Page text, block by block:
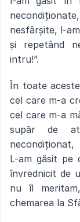
nesfârșite, l-
și repetând
intru!”.
În toate
cel care m-a
cel care m-a
supăr de
L-am găsit pe
învrednicit de
nu îl
chemarea la